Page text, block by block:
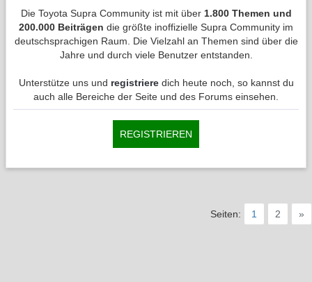
Die Toyota Supra Community ist mit über 1.800 Themen und
200.000 Beiträgen die größte inoffizielle Supra Community im
deutschsprachigen Raum. Die Vielzahl an Themen sind über die
Jahre und durch viele Benutzer entstanden.
Unterstütze uns und registrieredich heute noch, so kannst du
auch alle Bereiche der Seite und des Forums einsehen.
REGISTRIEREN
Seiten: 1 2 »